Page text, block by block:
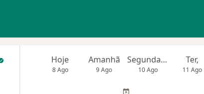
Hoje
8 Ago
Amanhã
9 Ago
Segunda-feira
10 Ago
Ter,
11 Ago